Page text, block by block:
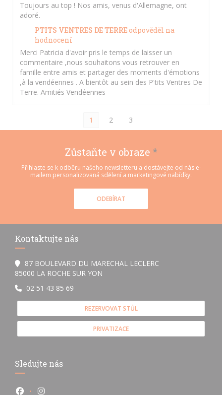
Toujours au top ! Nos amis, venus d'Allemagne, ont
adoré.
PTITS VENTRES DE TERREodpověděl na
hodnocení
Merci Patricia d'avoir pris le temps de laisser un
commentaire ,nous souhaitons vous retrouver en
famille entre amis et partager des moments d'émotions
,à la vendéennes . A bientôt au sein des P'tits Ventres De
Terre. Amitiés Vendéennes
1 2 3
Zůstaňte v obraze *
Přihlaste se k odběru našeho newsletteru a dostávejte od nás e-
mailem personalizovaná sdělení a marketingové nabídky.
ODEBÍRAT
Kontaktujte nás
87 BOULEVARD DU MARECHAL LECLERC
85000 LA ROCHE SUR YON
02 51 43 85 69
REZERVOVAT STŮL
PRIVATIZACE
Sledujte nás